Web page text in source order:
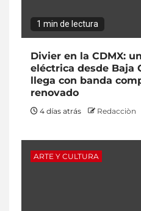
1 min de lectura
Divier en la CDMX:
eléctrica desde Baja
llega con banda
renovado
4 días atrás Redacciòn
ARTE Y CULTURA